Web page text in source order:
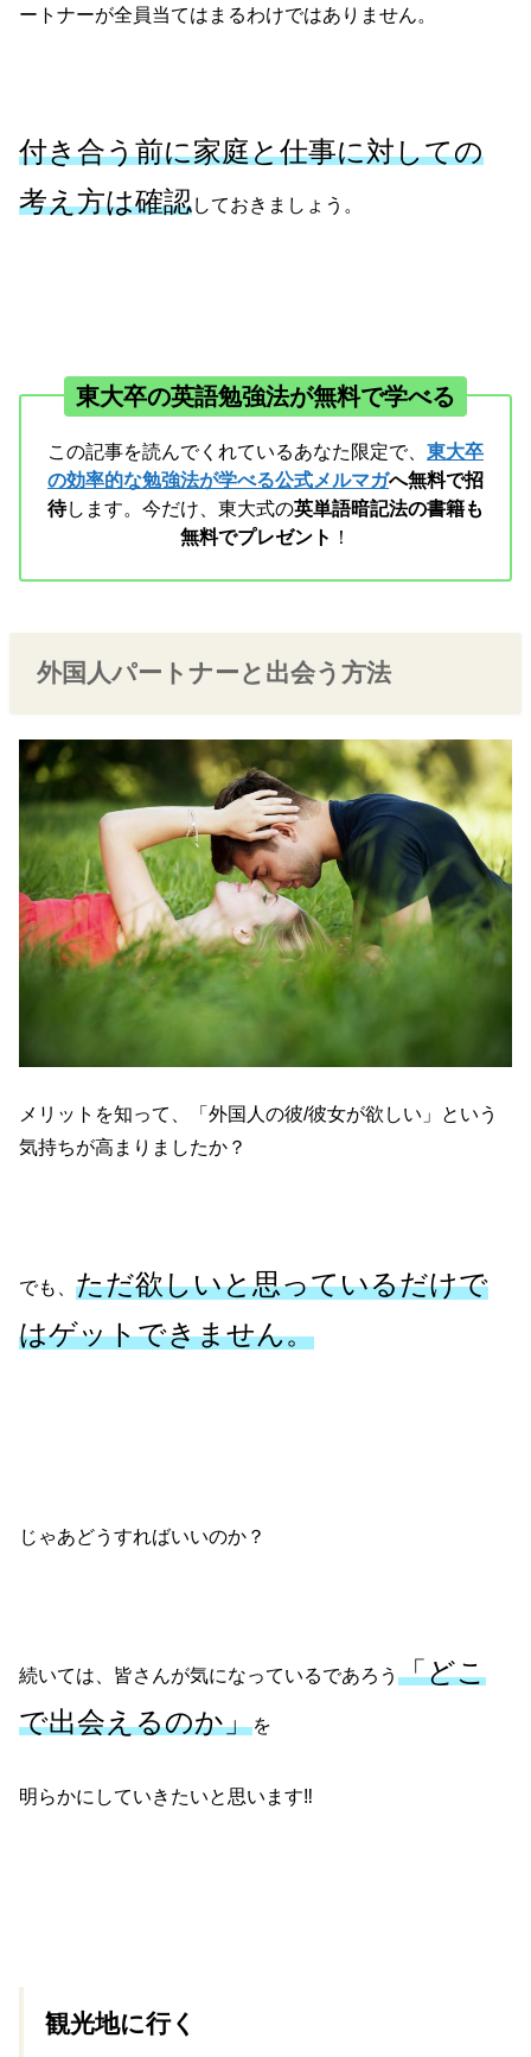
ートナーが全員当てはまるわけではありません。
付き合う前に家庭と仕事に対しての
考え方は確認しておきましょう。
東大卒の英語勉強法が無料で学べる
この記事を読んでくれているあなた限定で、 東大卒
の効率的な勉強法が学べる公式メルマガへ無料で招
待します。今だけ、東大式の英単語暗記法の書籍も
無料でプレゼント ！
外国人パートナーと出会う方法
メリットを知って、「外国人の彼/彼女が欲しい」という
気持ちが高まりましたか？
でも、ただ欲しいと思っているだけで
はゲットできません。
じゃあどうすればいいのか？
続いては、皆さんが気になっているであろう「どこ
で出会えるのか」を
明らかにしていきたいと思います‼
観光地に行く